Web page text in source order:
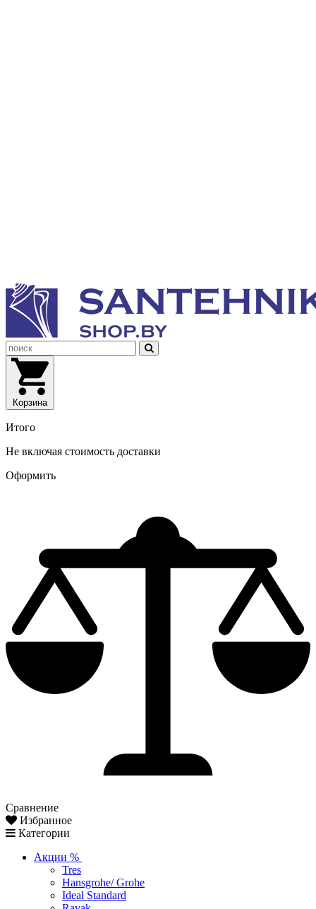
Корзина
Итого
Не включая стоимость доставки
Оформить
Сравнение
Избранное
Категории
Акции %
Tres
Hansgrohe/ Grohe
Ideal Standard